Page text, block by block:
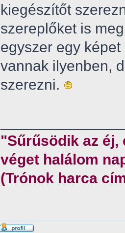
kiegészítőt
szereplőket is
egyszer egy
vannak ilyenben,
szerezni.
"Sűrűsödik az éj,
véget halálom
(Trónok harca